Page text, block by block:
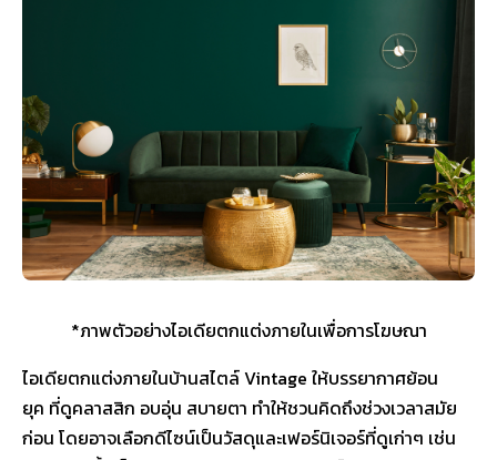
*ภาพตัวอย่างไอเดียตกแต่งภายในเพื่อการโฆษณา
ไอเดียตกแต่งภายในบ้านสไตล์ Vintage ให้บรรยากาศย้อน
ยุค ที่ดูคลาสสิก อบอุ่น สบายตา ทำให้ชวนคิดถึงช่วงเวลาสมัย
ก่อน โดยอาจเลือกดีไซน์เป็นวัสดุและเฟอร์นิเจอร์ที่ดูเก่าๆ เช่น